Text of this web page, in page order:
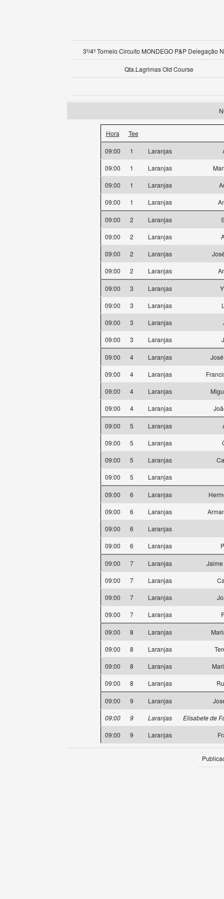
3º/4º Torneio Circuito MONDEGO P&P Delegação
Qta.Lagrimas Old Course
Hora Tee
09:00 1 Laranjas
09:00
1 Laranjas
09:00
1 Laranjas
09:00
1 Laranjas
09:00 2 Laranjas
09:00
2 Laranjas
09:00
2 Laranjas
09:00
2 Laranjas
09:00 3 Laranjas
09:00
3 Laranjas
09:00
3 Laranjas
09:00
3 Laranjas
09:00 4 Laranjas
09:00
4 Laranjas
09:00
4 Laranjas
09:00
4 Laranjas
09:00 5 Laranjas
09:00
5 Laranjas
09:00
5 Laranjas
09:00
5 Laranjas
09:00 6 Laranjas
09:00
6 Laranjas
09:00
6
Laranjas
09:00
6 Laranjas
09:00 7 Laranjas
09:00
7 Laranjas
09:00
7 Laranjas
09:00
7 Laranjas
09:00 8 Laranjas
09:00
8 Laranjas
09:00
8 Laranjas
09:00
8 Laranjas
09:00 9 Laranjas
09:00
9 Laranjas
Elisabete de
09:00
9 Laranjas